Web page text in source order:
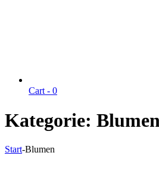
Cart - 0
Kategorie: Blumen
Start-Blumen